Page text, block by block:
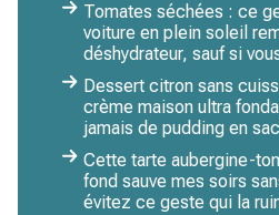
Tomates séchées : ce
voiture en plein soleil
déshydrateur, sauf si
Dessert citron sans
crème maison ultra
jamais de pudding en
Cette tarte aubergine-
fond sauve mes soirs
évitez ce geste qui la